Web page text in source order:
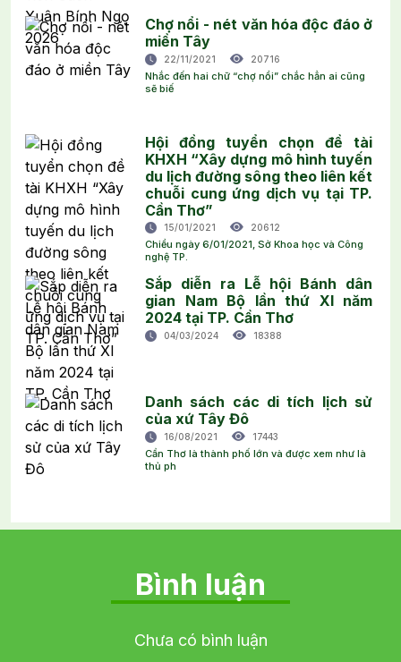
Chợ nổi - nét văn hóa độc đáo ở
miền Tây
22/11/2021 20716
Nhắc đến hai chữ “chợ nổi” chắc hẳn ai cũng
sẽ biế
Hội đồng tuyển chọn đề tài
KHXH “Xây dựng mô hình tuyến
du lịch đường sông theo liên kết
chuỗi cung ứng dịch vụ tại TP.
Cần Thơ”
15/01/2021 20612
Chiều ngày 6/01/2021, Sở Khoa học và Công
nghệ TP.
Sắp diễn ra Lễ hội Bánh dân
gian Nam Bộ lần thứ XI năm
2024 tại TP. Cần Thơ
04/03/2024 18388
Danh sách các di tích lịch sử
của xứ Tây Đô
16/08/2021 17443
Cần Thơ là thành phố lớn và được xem như là
thủ ph
Bình luận
Chưa có bình luận